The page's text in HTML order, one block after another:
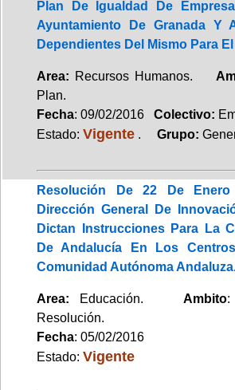
Plan De Igualdad De
Ayuntamiento De Granada Y
Dependientes Del Mismo Para
Area: Recursos Humanos.
Plan.
Fecha: 09/02/2016 Colectivo:
Estado: Vigente . Grupo:
Resolución De 22 De
Dirección General De
Dictan Instrucciones Para La
De Andalucía En Los
Comunidad Autónoma
Area: Educación. Ambito:
Resolución.
Fecha: 05/02/2016
Estado: Vigente